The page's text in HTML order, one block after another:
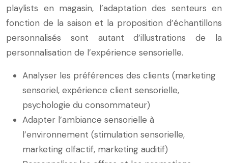
playlists en magasin, l’adaptation des senteurs en
fonction de la saison et la proposition d’échantillons
personnalisés sont autant d’illustrations de la
personnalisation de l’expérience sensorielle.
Analyser les préférences des clients (marketing
sensoriel, expérience client sensorielle,
psychologie du consommateur)
Adapter l’ambiance sensorielle à
l’environnement (stimulation sensorielle,
marketing olfactif, marketing auditif)